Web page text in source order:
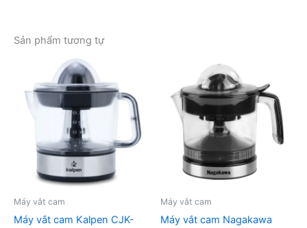
Sản phẩm tương tự
Máy vắt cam
Máy vắt cam Kalpen CJK-
Máy vắt cam
Máy vắt cam Nagakawa